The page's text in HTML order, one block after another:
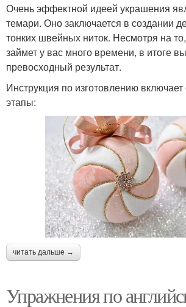
Очень эффектной идеей украшения
темари. Оно заключается в создании
тонких швейных ниток. Несмотря на
займет у вас много времени, в итоге
превосходный результат.
Инструкция по изготовлению
этапы:
читать дальше →
Упражнения по